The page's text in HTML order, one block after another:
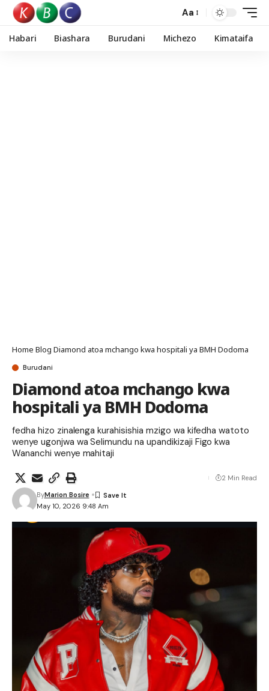
Aa
Habari Biashara Burudani Michezo Kimataifa
Home Blog Diamond atoa mchango kwa hospitali ya BMH Dodoma
Burudani
Diamond atoa mchango kwa
hospitali ya BMH Dodoma
fedha hizo zinalenga kurahisishia mzigo wa kifedha watoto
wenye ugonjwa wa Selimundu na upandikizaji Figo kwa
Wananchi wenye mahitaji
May 10, 2026 9:48 Am
ByMarion Bosire
2 Min Read